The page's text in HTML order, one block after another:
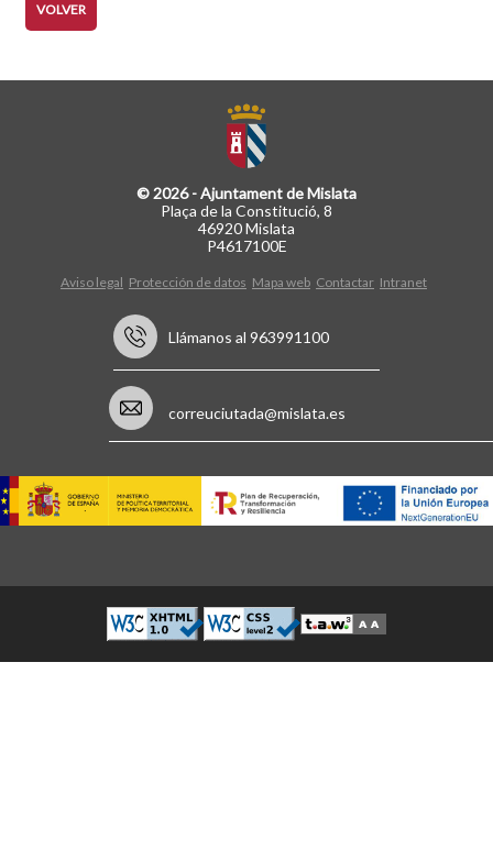
VOLVER
© 2026 - Ajuntament de Mislata
Plaça de la Constitució, 8
46920 Mislata
P4617100E
Aviso legal Protección de datos Mapa web Contactar Intranet
Llámanos al 963991100
correuciutada@mislata.es